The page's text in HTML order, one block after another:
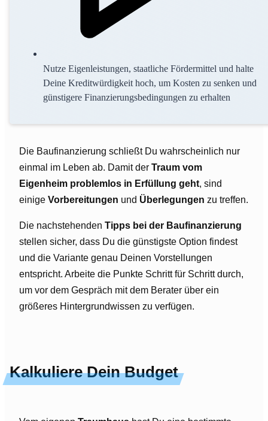
Nutze Eigenleistungen, staatliche Fördermittel und halte
Deine Kreditwürdigkeit hoch, um Kosten zu senken und
günstigere Finanzierungsbedingungen zu erhalten
Die Baufinanzierung schließt Du wahrscheinlich nur
einmal im Leben ab. Damit der Traum vom
Eigenheim problemlos in Erfüllung geht, sind
einige Vorbereitungen und Überlegungen zu treffen.
Die nachstehenden Tipps bei der Baufinanzierung
stellen sicher, dass Du die günstigste Option findest
und die Variante genau Deinen Vorstellungen
entspricht. Arbeite die Punkte Schritt für Schritt durch,
um vor dem Gespräch mit dem Berater über ein
größeres Hintergrundwissen zu verfügen.
Kalkuliere Dein Budget